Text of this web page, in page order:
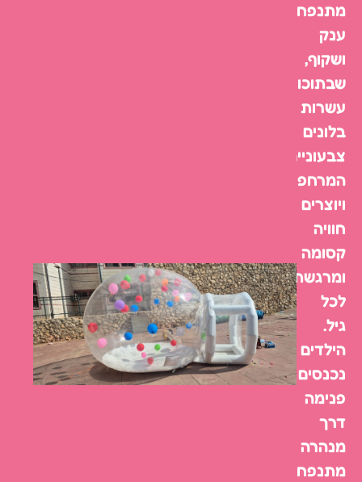
מתנפח
ענק
ושקוף,
שבתוכו
עשרות
בלונים
צבעוניים
המרחפים
ויוצרים
חוויה
קסומה
ומרגשת
לכל
גיל.
הילדים
נכנסים
פנימה
דרך
מנהרה
מתנפחת,